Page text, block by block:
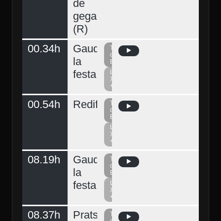
de
gegants
(R)
00.34h
Gaudeix
la
festa
Televisió
del
Berguedà
La
Xarxa
+
00.54h RedifusióTelevisió
del
Berguedà
La
Xarxa
+
08.19h
Gaudeix
la
festa
Televisió
del
Berguedà
La
Xarxa
+
08.37h
Prats
Televisió